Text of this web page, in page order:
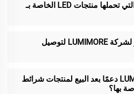
ما هي الشهادات التي تحملها منتجات LED الخاصة بـ
كم يستغرق الأمر لشركة LUMIMORE لتوصيل
هل تقدم LUMIMORE دعمًا بعد البيع لمنتجات شرائط